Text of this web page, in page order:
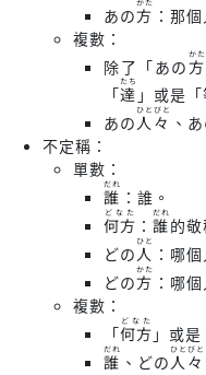
あの方
かた
：那個
複數：
除了「あの方
かた
「達
たち
」或是「
あの 人
ひと
々
びと
、
不定稱：
單數：
誰
だれ
：誰。
何方
どなた
： 誰
だれ
的
どの 人
ひと
：哪個
どの方
かた
：哪個
複數：
「何方
どなた
」或
誰
だれ
、どの 人
ひと
々
びと